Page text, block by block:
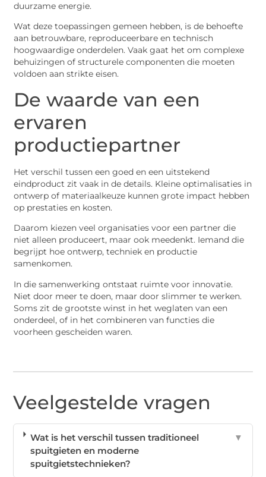
duurzame energie.
Wat deze toepassingen gemeen hebben, is de behoefte
aan betrouwbare, reproduceerbare en technisch
hoogwaardige onderdelen. Vaak gaat het om complexe
behuizingen of structurele componenten die moeten
voldoen aan strikte eisen.
De waarde van een
ervaren
productiepartner
Het verschil tussen een goed en een uitstekend
eindproduct zit vaak in de details. Kleine optimalisaties in
ontwerp of materiaalkeuze kunnen grote impact hebben
op prestaties en kosten.
Daarom kiezen veel organisaties voor een partner die
niet alleen produceert, maar ook meedenkt. Iemand die
begrijpt hoe ontwerp, techniek en productie
samenkomen.
In die samenwerking ontstaat ruimte voor innovatie.
Niet door meer te doen, maar door slimmer te werken.
Soms zit de grootste winst in het weglaten van een
onderdeel, of in het combineren van functies die
voorheen gescheiden waren.
Veelgestelde vragen
Wat is het verschil tussen traditioneel
spuitgieten en moderne
spuitgietstechnieken?
▼